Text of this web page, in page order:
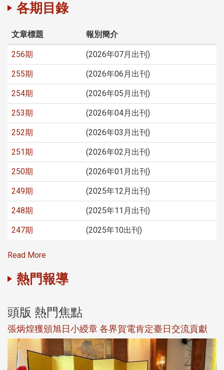
各期目錄
文章標題 報別簡介
256期 (2026年07月出刊)
255期 (2026年06月出刊)
254期 (2026年05月出刊)
253期 (2026年04月出刊)
252期 (2026年03月出刊)
251期 (2026年02月出刊)
250期 (2026年01月出刊)
249期 (2025年12月出刊)
248期 (2025年11月出刊)
247期 (2025年10出刊)
Read More
熱門報導
頭版 熱門焦點
張炳煌獲頒旭日小綬章 各界賀電肯定臺日交流貢獻